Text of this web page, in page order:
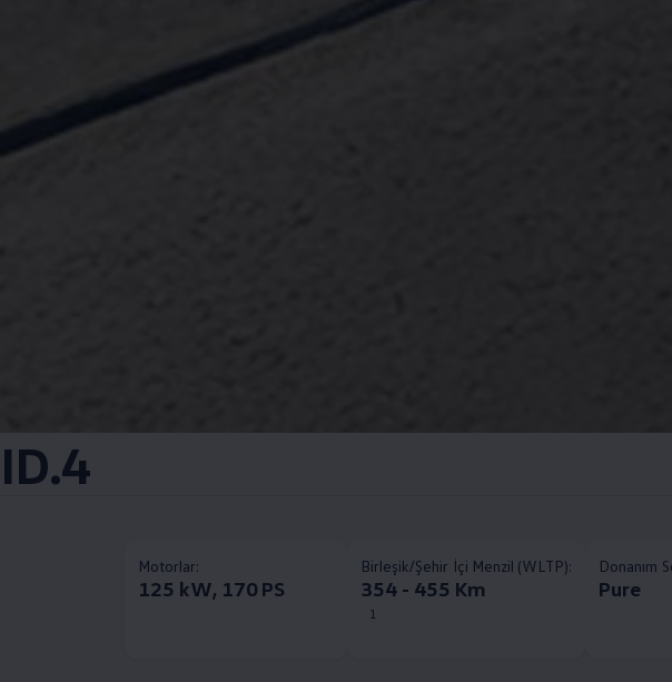
ID.4
Motorlar:
125 kW, 170 PS
Birleşik/Şehir İçi Menzil (WLTP):
354 - 455 Km
1
Donanım
Pure